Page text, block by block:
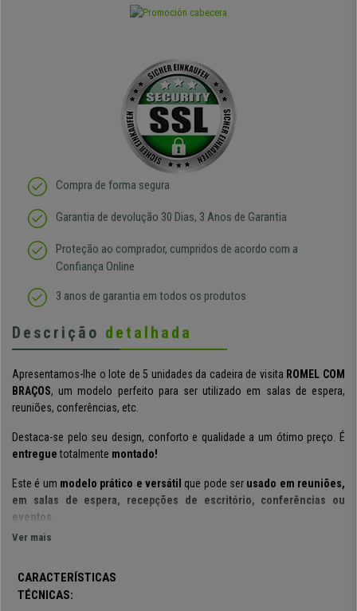
Compra de forma segura
Garantia de devolução 30 Dias, 3 Anos de Garantia
Proteção ao comprador, cumpridos de acordo com a
Confiança Online
3 anos de garantia em todos os produtos
Descrição detalhada
Apresentamos-lhe o lote de 5 unidades da cadeira de visita ROMEL COM
BRAÇOS, um modelo perfeito para ser utilizado em salas de espera,
reuniões, conferências, etc.
Destaca-se pelo seu design, conforto e qualidade a um ótimo preço. É
entreguetotalmente montado!
Este é um modelo prático e versátil que pode ser usado em reuniões,
em salas de espera, recepções de escritório, conferências ou
eventos.
novamente.
Ver mais
CARACTERÍSTICAS
TÉCNICAS: